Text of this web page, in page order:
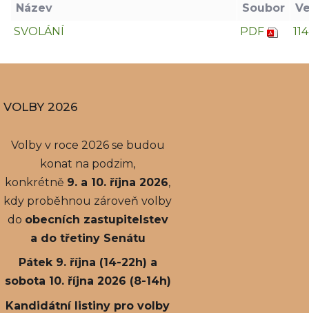
Název Soubor
SVOLÁNÍ
PDF
VOLBY 2026
Volby v roce 2026 se budou
konat na podzim,
konkrétně 9. a 10. října 2026,
kdy proběhnou zároveň volby
do obecních zastupitelstev
a do třetiny Senátu
Pátek 9. října (14-22h) a
sobota 10. října 2026 (8-14h)
Kandidátní listiny pro volby